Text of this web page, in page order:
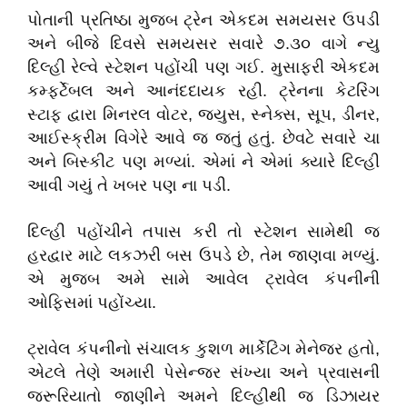
પોતાની પ્રતિષ્ઠા મુજબ ટ્રેન એકદમ સમયસર ઉપડી
અને બીજે દિવસે સમયસર સવારે ૭.૩૦ વાગે ન્યુ
દિલ્હી રેલ્વે સ્ટેશન પહોંચી પણ ગઈ. મુસાફરી એકદમ
કમ્ફર્ટેબલ અને આનંદદાયક રહી. ટ્રેનના કેટરિંગ
સ્ટાફ દ્વારા મિનરલ વોટર, જ્યુસ, સ્નેક્સ, સૂપ, ડીનર,
આઈસ્ક્રીમ વિગેરે આવે જ જતું હતું. છેવટે સવારે ચા
અને બિસ્કીટ પણ મળ્યાં. એમાં ને એમાં ક્યારે દિલ્હી
આવી ગયું તે ખબર પણ ના પડી.
દિલ્હી પહોંચીને તપાસ કરી તો સ્ટેશન સામેથી જ
હરદ્વાર માટે લકઝરી બસ ઉપડે છે, તેમ જાણવા મળ્યું.
એ મુજબ અમે સામે આવેલ ટ્રાવેલ કંપનીની
ઓફિસમાં પહોંચ્યા.
ટ્રાવેલ કંપનીનો સંચાલક કુશળ માર્કેટિંગ મેનેજર હતો,
એટલે તેણે અમારી પેસેન્જર સંખ્યા અને પ્રવાસની
જરૂરિયાતો જાણીને અમને દિલ્હીથી જ ડિઝાયર